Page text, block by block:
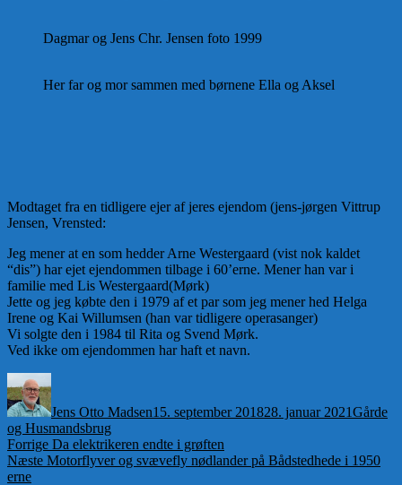
Dagmar og Jens Chr. Jensen foto 1999
Her far og mor sammen med børnene Ella og Aksel
Modtaget fra en tidligere ejer af jeres ejendom (jens-jørgen Vittrup
Jensen, Vrensted:
Jeg mener at en som hedder Arne Westergaard (vist nok kaldet
“dis”) har ejet ejendommen tilbage i 60’erne. Mener han var i
familie med Lis Westergaard(Mørk)
Jette og jeg købte den i 1979 af et par som jeg mener hed Helga
Irene og Kai Willumsen (han var tidligere operasanger)
Vi solgte den i 1984 til Rita og Svend Mørk.
Ved ikke om ejendommen har haft et navn.
Jens Otto Madsen15. september 201828. januar 2021Gårde
og Husmandsbrug
Indlægsnavigation
Forrige Forrige
indlæg:
Da elektrikeren endte i grøften
Næste Næste
Motorflyver og svævefly nødlander på Bådstedhede i 1950
erne